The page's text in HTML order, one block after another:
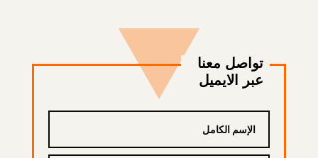
تواصل معنا
عبر الايميل